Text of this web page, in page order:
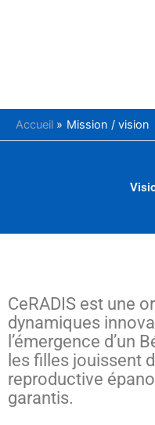
Accueil Mission / vision
CeRADIS est une
dynamiques
l’émergence d’un
les filles jouissent
reproductive
garantis.